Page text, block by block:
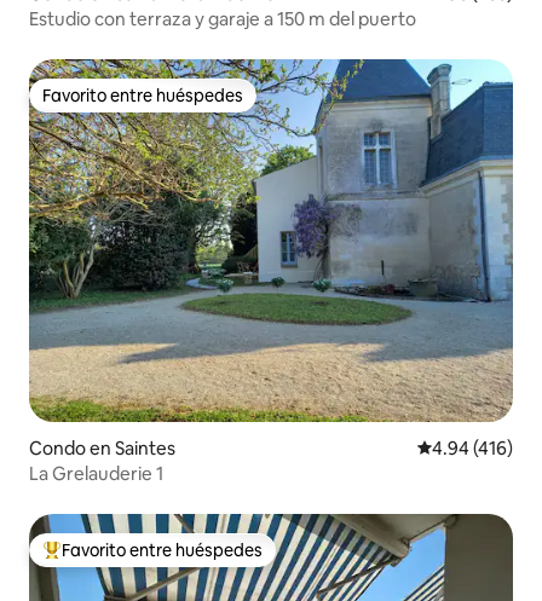
Estudio con terraza y garaje a 150 m del puerto
Favorito entre huéspedes
Favorito entre huéspedes
Condo en Saintes Calificación
4.94 (416)
La Grelauderie 1
Favorito entre huéspedes preferido
Favorito entre huéspedes